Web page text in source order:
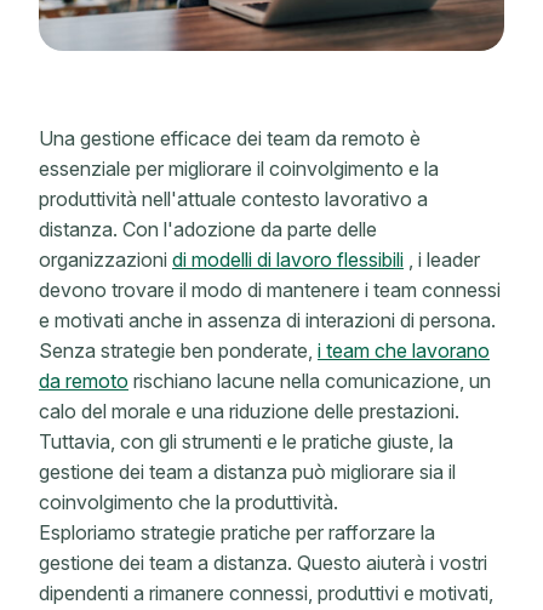
Una gestione efficace dei team da remoto è
essenziale per migliorare il coinvolgimento e la
produttività nell'attuale contesto lavorativo a
distanza. Con l'adozione da parte delle
organizzazioni di modelli di lavoro flessibili , i leader
devono trovare il modo di mantenere i team connessi
e motivati ​​anche in assenza di interazioni di persona.
Senza strategie ben ponderate, i team che lavorano
da remoto rischiano lacune nella comunicazione, un
calo del morale e una riduzione delle prestazioni.
Tuttavia, con gli strumenti e le pratiche giuste, la
gestione dei team a distanza può migliorare sia il
coinvolgimento che la produttività.
Esploriamo strategie pratiche per rafforzare la
gestione dei team a distanza. Questo aiuterà i vostri
dipendenti a rimanere connessi, produttivi e motivati,